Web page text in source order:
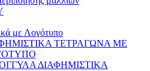
με Λογότυπο
ΤΕΤΡΑΓΩΝΑ ΜΕ
ΔΙΑΦΗΜΙΣΤΙΚΑ